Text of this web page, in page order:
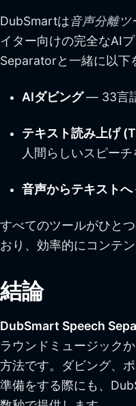
DubSmartは音声分離ツ
イター向けの完全なAI
Separatorと一緒に以下
AIダビング— 33言
テキスト読み上げ
人間らしいスピー
音声からテキストへ
すべてのツールがひと
おり、効率的にコンテ
結論
DubSmart Speech
ラウンドミュージック
方法です。ダビング、
準備をする際にも、